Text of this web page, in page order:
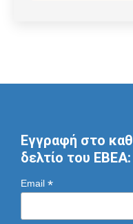
Εγγραφή στο
δελτίο του ΕΒΕΑ:
Email *